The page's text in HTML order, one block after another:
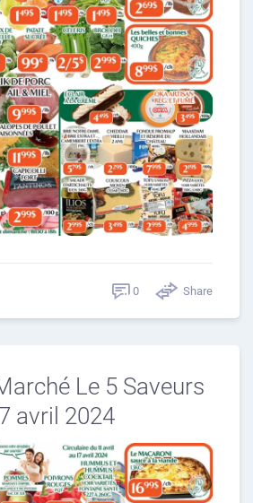
0 Share
Le 5 Saveurs
avril 2024